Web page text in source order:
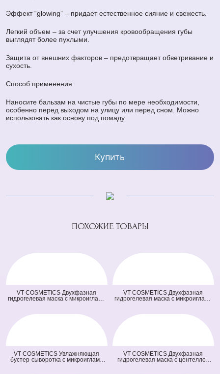
Эффект “glowing” – придает естественное сияние и свежесть.
Легкий объем – за счет улучшения кровообращения губы
выглядят более пухлыми.
Защита от внешних факторов – предотвращает обветривание и
сухость.
Способ применения:
Наносите бальзам на чистые губы по мере необходимости,
особенно перед выходом на улицу или перед сном. Можно
использовать как основу под помаду.
Купить
ПОХОЖИЕ ТОВАРЫ
VT COSMETICS Двухфазная
гидрогелевая маска с микроиглами
(оранжевая) (33 гр + 1,5 гр)
VT COSMETICS Двухфазная
гидрогелевая маска с микроиглами
зеленая) (33 гр + 1,5 гр)
VT COSMETICS Увлажняющая
бустер-сыворотка с микроиглами
VT COSMETICS Двухфазная
гидрогелевая маска с центеллой